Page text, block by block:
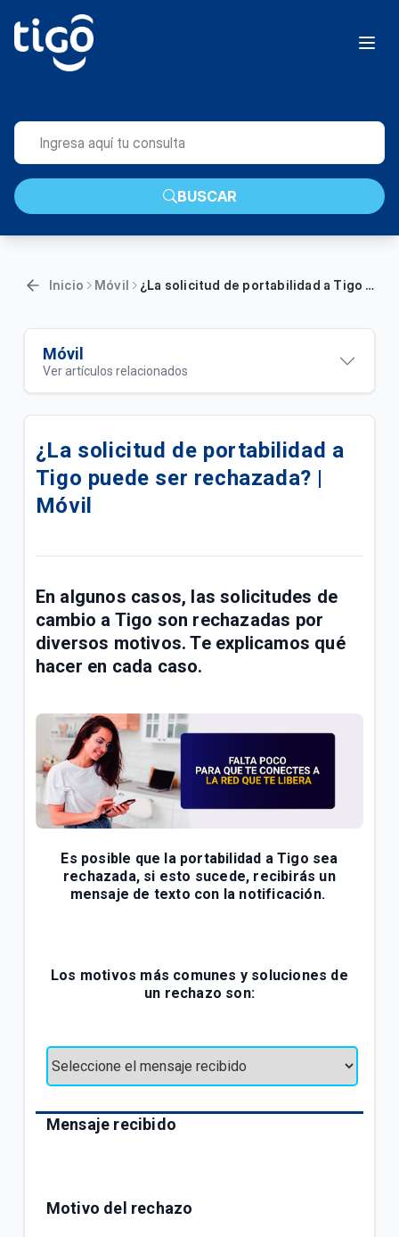
BUSCAR
Inicio Móvil ¿La solicitud de portabilidad a Tigo puede ser rechazada? | Móvil
Móvil
Ver artículos relacionados
¿Cómo saber si mi línea prepago Tigo se
Venta de celulares libres en Tigo | Móvil
¿Cómo configurar la red 4G Sony LTE Tigo? | Móvil
¿Cómo configurar la red 4G Motorola LTE Tigo? |
¿Cómo llega mi factura después de reactivar mi
línea móvil? | Móvil
Cómo registrar línea Prepago a tu nombre o
actualizar datos de contacto | Móvil
¿Cómo consultar tus consumos en Mi.Tigo? | Móvil
o Televentas | Móvil
¿La solicitud de portabilidad a
Tigo puede ser rechazada? |
Móvil
En algunos casos, las solicitudes de
cambio a Tigo son rechazadas por
diversos motivos. Te explicamos qué
hacer en cada caso.
Es posible que la portabilidad a Tigo sea
rechazada, si esto sucede, recibirás un
mensaje de texto con la notificación.
Los motivos más comunes y soluciones de
un rechazo son:
Mensaje recibido
Motivo del rechazo